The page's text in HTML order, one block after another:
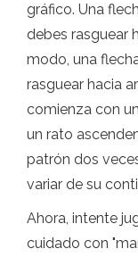
gráfico. Una
debes rasguear
modo, una
rasguear hacia
comienza con
un rato
patrón dos
variar de su
Ahora, intente
cuidado con